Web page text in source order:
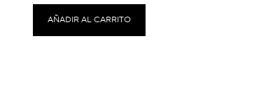
AÑADIR AL CARRITO